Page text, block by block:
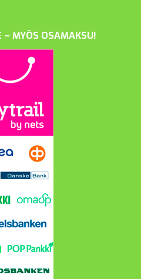
MYÖS OSAMAKSU!